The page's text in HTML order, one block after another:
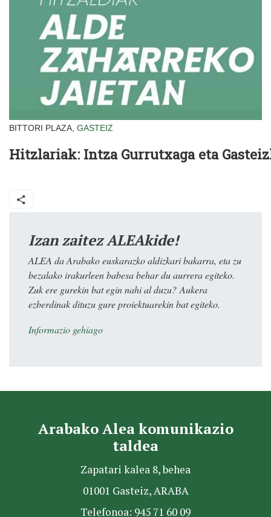
BITTORI PLAZA, GASTEIZ
Hitzlariak: Intza Gurrutxaga eta
Izan zaitez ALEAkide!
ALEA da Arabako euskarazko aldizkari bakarra, eta zu
bezalako irakurleen babesa behar du aurrera egiteko.
Zuk ere gurekin bat egin nahi al duzu? Aukera
ezberdinak dituzu gure proiektuarekin bat egiteko.
Informazio gehiago
Arabako Alea komunikazio
taldea
Zapatari kalea 8, behea
01001 Gasteiz, ARABA
Telefonoa: 945 71 60 09